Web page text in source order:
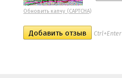
Обновить капчу (CAPTCHA)
Ctrl+Enter